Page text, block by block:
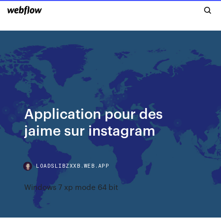
Application pour des
jaime sur instagram
LOADSLIBZXXB.WEB.APP
Windows 7 xp mode 64 bit